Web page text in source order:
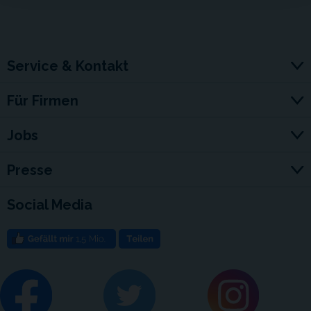
Service & Kontakt
Für Firmen
Jobs
Presse
Social Media